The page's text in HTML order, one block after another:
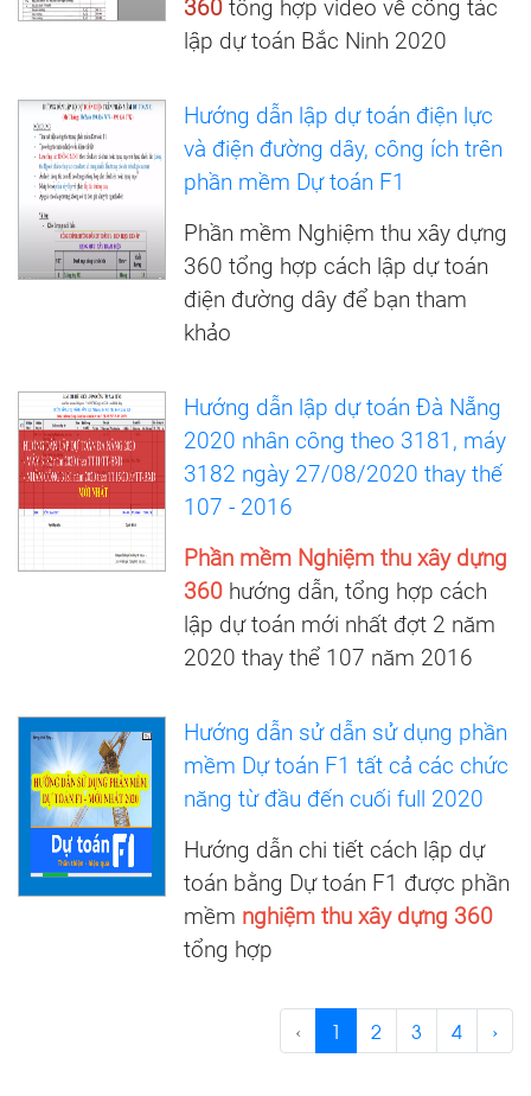
360 tổng hợp video về công tác
lập dự toán Bắc Ninh 2020
Hướng dẫn lập dự toán điện lực
và điện đường dây, công ích trên
phần mềm Dự toán F1
Phần mềm Nghiệm thu xây dựng
360 tổng hợp cách lập dự toán
điện đường dây để bạn tham
khảo
Hướng dẫn lập dự toán Đà Nẵng
2020 nhân công theo 3181, máy
3182 ngày 27/08/2020 thay thế
107 - 2016
Phần mềm Nghiệm thu xây dựng
360 hướng dẫn, tổng hợp cách
lập dự toán mới nhất đợt 2 năm
2020 thay thể 107 năm 2016
Hướng dẫn sử dẫn sử dụng phần
mềm Dự toán F1 tất cả các chức
năng từ đầu đến cuối full 2020
Hướng dẫn chi tiết cách lập dự
toán bằng Dự toán F1 được phần
mềm nghiệm thu xây dựng 360
tổng hợp
‹ 1 2 3 4 ›